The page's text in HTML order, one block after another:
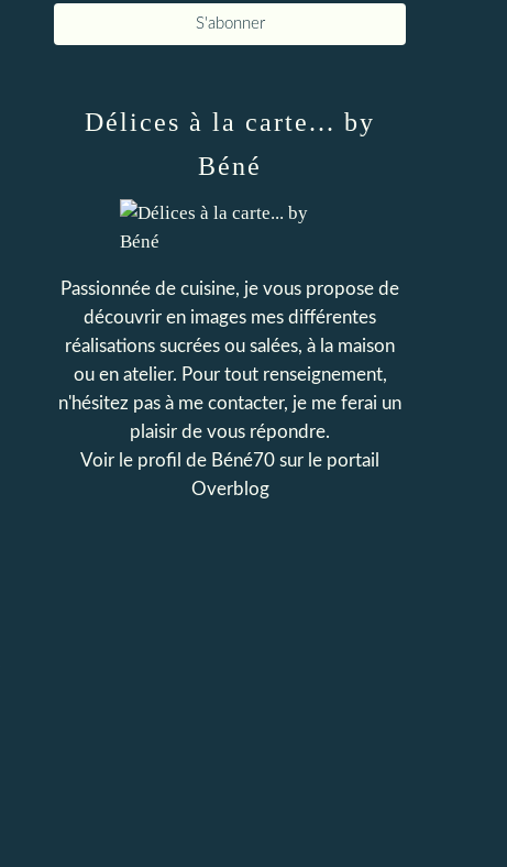
Délices à la carte... by
Béné
Passionnée de cuisine, je vous propose de
découvrir en images mes différentes
réalisations sucrées ou salées, à la maison
ou en atelier. Pour tout renseignement,
n'hésitez pas à me contacter, je me ferai un
plaisir de vous répondre.
Voir le profil de Béné70 sur le portail
Overblog